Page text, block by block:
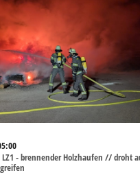
- LZ1 - brennender Holzhaufen // droht